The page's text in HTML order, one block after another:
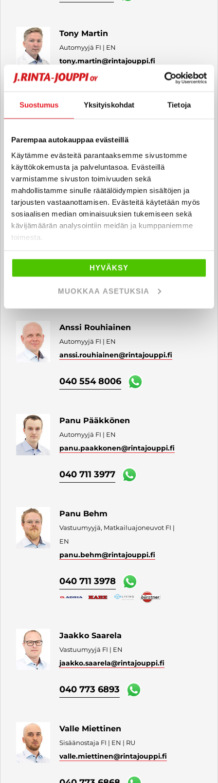
Suostumus Yksityiskohdat Tietoja
Parempaa autokauppaa evästeillä
Käytämme evästeitä parantaaksemme sivustomme
käyttökokemusta ja palveluntasoa. Evästeillä
varmistamme sivuston toimivuuden sekä
mahdollistamme sinulle räätälöidympien sisältöjen ja
tarjousten vastaanottamisen. Evästeitä käytetään myös
sosiaalisen median ominaisuuksien tukemiseen sekä
kävijämäärän analysointiin meidän ja kumppaniemme
toimesta.
HYVÄKSY
MUOKKAA ASETUKSIA
Tony Martin
Automyyjä FI | EN
tony.martin@rintajouppi.fi
Auto- ja caravanmyyjä FI | EN
samuel.riikonen@rintajouppi.fi
040 711 3956
kai.kuusitie@rintajouppi.fi
040 711 6187
Anssi Rouhiainen
Automyyjä FI | EN
anssi.rouhiainen@rintajouppi.fi
040 554 8006
Panu Pääkkönen
Automyyjä FI | EN
panu.paakkonen@rintajouppi.fi
040 711 3977
Panu Behm
Vastuumyyjä, Matkailuajoneuvot FI |
EN
panu.behm@rintajouppi.fi
040 711 3978
Jaakko Saarela
Vastuumyyjä FI | EN
jaakko.saarela@rintajouppi.fi
040 773 6893
Valle Miettinen
Sisäänostaja FI | EN | RU
valle.miettinen@rintajouppi.fi